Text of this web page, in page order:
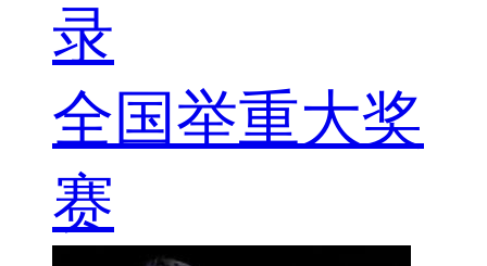
录
全国举重大奖
赛